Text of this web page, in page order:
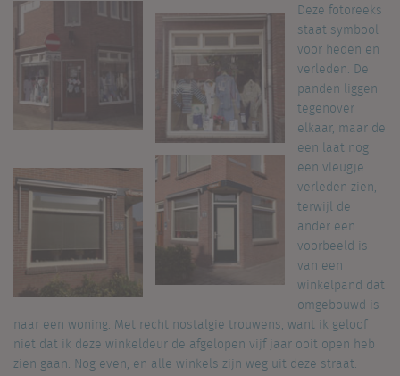
Deze fotoreeks
staat symbool
voor heden en
verleden. De
panden liggen
tegenover
elkaar, maar de
een laat nog
een vleugje
verleden zien,
terwijl de
ander een
voorbeeld is
van een
winkelpand dat
omgebouwd is
naar een woning. Met recht nostalgie trouwens, want ik geloof
niet dat ik deze winkeldeur de afgelopen vijf jaar ooit open heb
zien gaan. Nog even, en alle winkels zijn weg uit deze straat.